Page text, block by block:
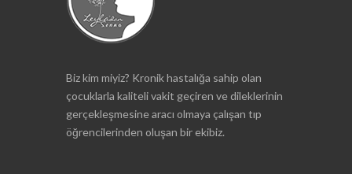
Biz kim miyiz? Kronik hastalığa sahip olan
çocuklarla kaliteli vakit geçiren ve dileklerinin
gerçekleşmesine aracı olmaya çalışan tıp
öğrencilerinden oluşan bir ekibiz.